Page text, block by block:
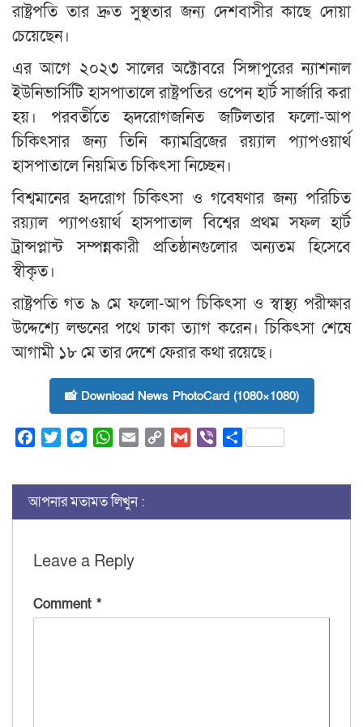
রাষ্ট্রপতি তার দ্রুত সুস্থতার জন্য দেশবাসীর কাছে দোয়া
চেয়েছেন।
এর আগে ২০২৩ সালের অক্টোবরে সিঙ্গাপুরের ন্যাশনাল
ইউনিভার্সিটি হাসপাতালে রাষ্ট্রপতির ওপেন হার্ট সার্জারি করা
হয়। পরবর্তীতে হৃদরোগজনিত জটিলতার ফলো-আপ
চিকিৎসার জন্য তিনি ক্যামব্রিজের রয়্যাল প্যাপওয়ার্থ
হাসপাতালে নিয়মিত চিকিৎসা নিচ্ছেন।
বিশ্বমানের হৃদরোগ চিকিৎসা ও গবেষণার জন্য পরিচিত
রয়্যাল প্যাপওয়ার্থ হাসপাতাল বিশ্বের প্রথম সফল হার্ট
ট্রান্সপ্লান্ট সম্পন্নকারী প্রতিষ্ঠানগুলোর অন্যতম হিসেবে
স্বীকৃত।
রাষ্ট্রপতি গত ৯ মে ফলো-আপ চিকিৎসা ও স্বাস্থ্য পরীক্ষার
উদ্দেশ্যে লন্ডনের পথে ঢাকা ত্যাগ করেন। চিকিৎসা শেষে
আগামী ১৮ মে তার দেশে ফেরার কথা রয়েছে।
📸 Download News PhotoCard (1080×1080)
FacebookTwitterMessenger
WhatsApp
Email Copy
Gmail ViberShare
আপনার মতামত লিখুন :
Leave a Reply
Comment *